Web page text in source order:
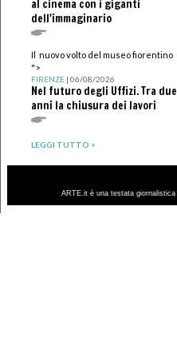
al cinema con i giganti
dell'immaginario
Il nuovo volto del museo fiorentino
">
FIRENZE| 06/08/2026
Nel futuro degli Uffizi. Tra due
anni la chiusura dei lavori
LEGGI TUTTO >
ARTE.it è una testata